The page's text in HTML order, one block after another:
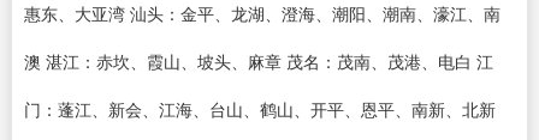
惠东、大亚湾 汕头：金平、龙湖、澄海、潮阳、潮南、濠江、南
澳 湛江：赤坎、霞山、坡头、麻章 茂名：茂南、茂港、电白 江
门：蓬江、新会、江海、台山、鹤山、开平、恩平、南新、北新